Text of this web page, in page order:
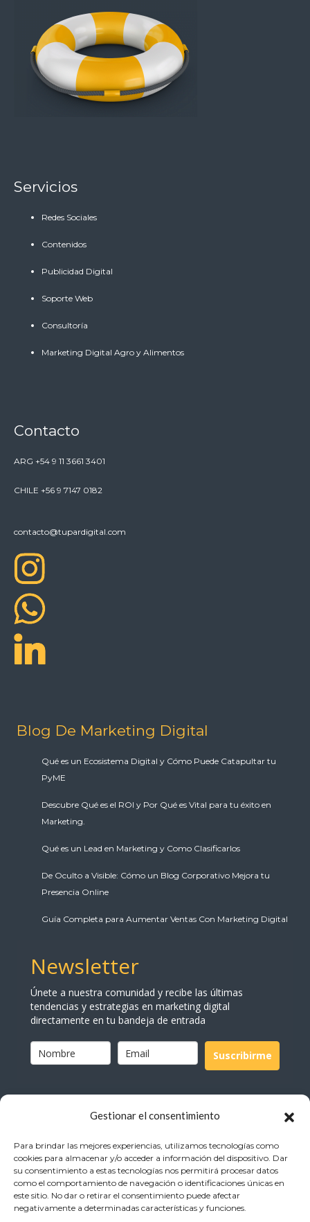
Gestionar el consentimiento
Para brindar las mejores experiencias, utilizamos tecnologías como
cookies para almacenar y/o acceder a información del dispositivo. Dar
su consentimiento a estas tecnologías nos permitirá procesar datos
como el comportamiento de navegación o identificaciones únicas en
este sitio. No dar o retirar el consentimiento puede afectar
negativamente a determinadas características y funciones.
Servicios
Redes Sociales
Contenidos
Publicidad Digital
Soporte Web
Consultoría
Marketing Digital Agro y Alimentos
Contacto
ARG +54 9 11 3661 3401
CHILE +56 9 7147 0182
contacto@tupardigital.com
Blog De Marketing Digital
Qué es un Ecosistema Digital y Cómo Puede Catapultar tu
PyME
Descubre Qué es el ROI y Por Qué es Vital para tu éxito en
Marketing.
Qué es un Lead en Marketing y Como Clasificarlos
De Oculto a Visible: Cómo un Blog Corporativo Mejora tu
Presencia Online
Guía Completa para Aumentar Ventas Con Marketing Digital
Newsletter
Únete a nuestra comunidad y recibe las últimas
tendencias y estrategias en marketing digital
directamente en tu bandeja de entrada
Suscribirme
Home
Servicios